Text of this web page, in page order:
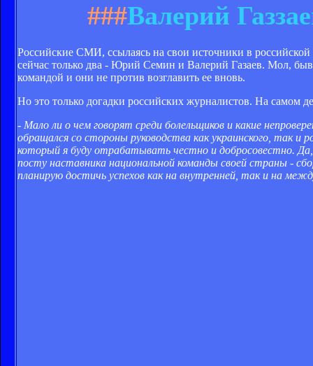
###Валерий
Российские СМИ, ссылаясь на свои источники в
сейчас только два - Юрий Семин и Валерий Газаев. Мол,
командой и они не против возглавить ее вновь.
Но это только догадки российских журналистов. На самом
- Мало ли о чем говорят среди болельщиков и какие
обращался со стороны руководства как украинского, так
который я буду отрабатывать честно и добросовестно.
посту наставника национальной команды своей страны -
планирую достичь успехов как на внутренней, так и на